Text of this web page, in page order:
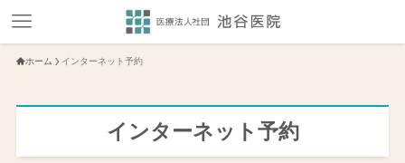
ホーム インターネット予約
インターネット予約